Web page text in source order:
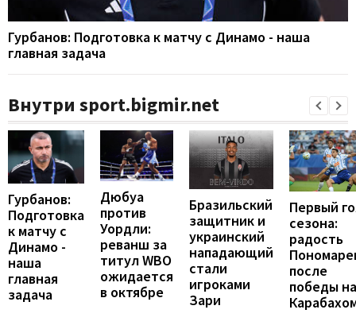
Гурбанов: Подготовка к матчу с Динамо - наша
главная задача
Внутри sport.bigmir.net
Гурбанов:
Подготовка
к матчу с
Динамо -
наша
главная
задача
Дюбуа
против
Уордли:
реванш за
титул WBO
ожидается
в октябре
Бразильский
защитник и
украинский
нападающий
стали
игроками
Зари
Первый
сезона:
радость
после
победы